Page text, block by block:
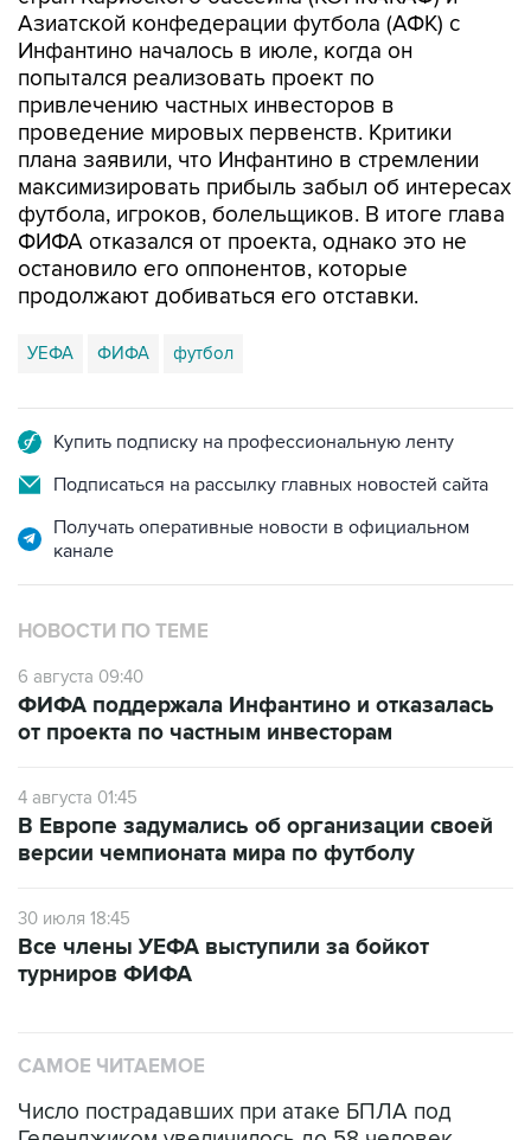
Азиатской конфедерации футбола (АФК) с
Инфантино началось в июле, когда он
попытался реализовать проект по
привлечению частных инвесторов в
проведение мировых первенств. Критики
плана заявили, что Инфантино в стремлении
максимизировать прибыль забыл об интересах
футбола, игроков, болельщиков. В итоге глава
ФИФА отказался от проекта, однако это не
остановило его оппонентов, которые
продолжают добиваться его отставки.
УЕФА ФИФА футбол
Купить подписку на профессиональную ленту
Подписаться на рассылку главных новостей сайта
Получать оперативные новости в официальном
канале
НОВОСТИ ПО ТЕМЕ
6 августа 09:40
ФИФА поддержала Инфантино и отказалась
от проекта по частным инвесторам
4 августа 01:45
В Европе задумались об организации своей
версии чемпионата мира по футболу
30 июля 18:45
Все члены УЕФА выступили за бойкот
турниров ФИФА
САМОЕ ЧИТАЕМОЕ
Число пострадавших при атаке БПЛА под